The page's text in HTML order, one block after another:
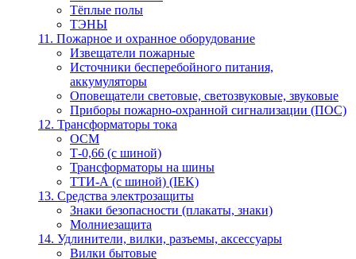
Тёплые полы
ТЭНЫ
11. Пожарное и охранное оборудование
Извещатели пожарные
Источники бесперебойного питания,
аккумуляторы
Оповещатели световые, светозвуковые, звуковые
Приборы пожарно-охранной сигнализации (ПОС)
12. Трансформаторы тока
ОСМ
Т-0,66 (с шиной)
Трансформаторы на шины
ТТИ-А (с шиной) (IEK)
13. Средства электрозащиты
Знаки безопасности (плакаты, знаки)
Молниезащита
14. Удлинители, вилки, разъемы, аксессуары
Вилки бытовые